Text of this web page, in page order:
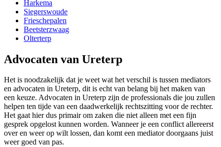
Harkema
Siegerswoude
Frieschepalen
Beetsterzwaag
Olterterp
Advocaten van Ureterp
Het is noodzakelijk dat je weet wat het verschil is tussen mediators
en advocaten in Ureterp, dit is echt van belang bij het maken van
een keuze. Advocaten in Ureterp zijn de professionals die jou zullen
helpen ten tijde van een daadwerkelijk rechtszitting voor de rechter.
Het gaat hier dus primair om zaken die niet alleen met een fijn
gesprek opgelost kunnen worden. Wanneer je een conflict allereerst
over en weer op wilt lossen, dan komt een mediator doorgaans juist
weer goed van pas.